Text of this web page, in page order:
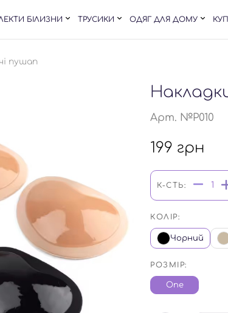
БІЛИЗНИ ТРУСИКИ ОДЯГ ДЛЯ ДОМУ
пушап
Арт. №P010
199 грн
К-СТЬ:
КОЛІР:
Чорний
РОЗМІР:
One